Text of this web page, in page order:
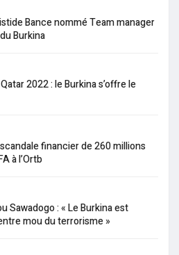
Bance nommé Team manager
Burkina
2022 : le Burkina s’offre le
financier de 260 millions
à l’Ortb
Sawadogo : « Le Burkina est
mou du terrorisme »